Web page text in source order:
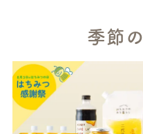
季節